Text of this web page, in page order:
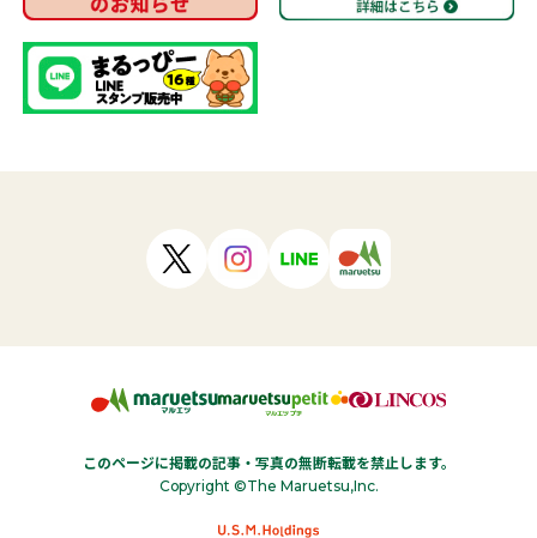
このページに掲載の記事・写真の無断転載を禁止します。
Copyright ©The Maruetsu,Inc.